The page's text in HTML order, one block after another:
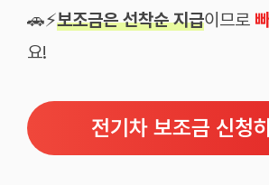
🚗⚡보조금은 선착순 지급이므로
요!
전기차 보조금 신청